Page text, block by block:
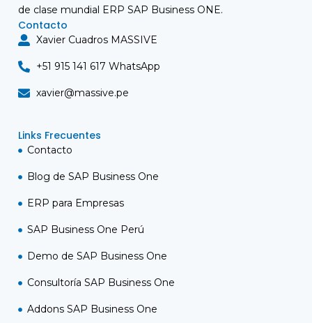
de clase mundial ERP SAP Business ONE.
Contacto
Xavier Cuadros MASSIVE
+51 915 141 617 WhatsApp
xavier@massive.pe
Links Frecuentes
Contacto
Blog de SAP Business One
ERP para Empresas
SAP Business One Perú
Demo de SAP Business One
Consultoría SAP Business One
Addons SAP Business One